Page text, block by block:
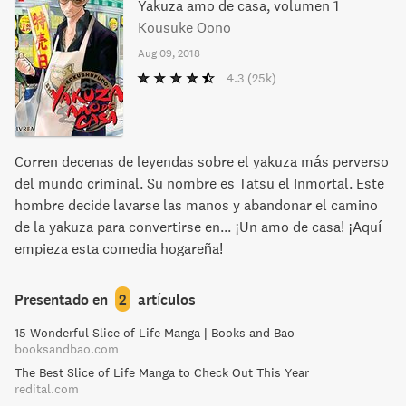
Yakuza amo de casa, volumen 1
Kousuke Oono
Aug 09, 2018
4.3 (25k)
Corren decenas de leyendas sobre el yakuza más perverso
del mundo criminal. Su nombre es Tatsu el Inmortal. Este
hombre decide lavarse las manos y abandonar el camino
de la yakuza para convertirse en... ¡Un amo de casa! ¡Aquí
empieza esta comedia hogareña!
Presentado en 2 artículos
15 Wonderful Slice of Life Manga | Books and Bao
booksandbao.com
The Best Slice of Life Manga to Check Out This Year
redital.com